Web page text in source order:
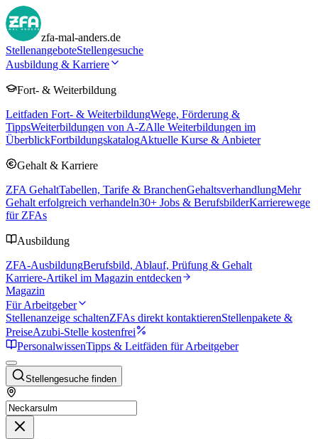
zfa-mal-anders.de
StellenangeboteStellengesuche
Ausbildung & Karriere
Fort- & Weiterbildung
Leitfaden Fort- & WeiterbildungWege, Förderung &
TippsWeiterbildungen von A-ZAlle Weiterbildungen im
ÜberblickFortbildungskatalogAktuelle Kurse & Anbieter
Gehalt & Karriere
ZFA GehaltTabellen, Tarife & BranchenGehaltsverhandlungMehr
Gehalt erfolgreich verhandeln30+ Jobs & BerufsbilderKarrierewege
für ZFAs
Ausbildung
ZFA-AusbildungBerufsbild, Ablauf, Prüfung & Gehalt
Karriere-Artikel im Magazin entdecken
Magazin
Für Arbeitgeber
Stellenanzeige schaltenZFAs direkt kontaktierenStellenpakete &
PreiseAzubi-Stelle kostenfrei
PersonalwissenTipps & Leitfäden für Arbeitgeber
Stellengesuche finden